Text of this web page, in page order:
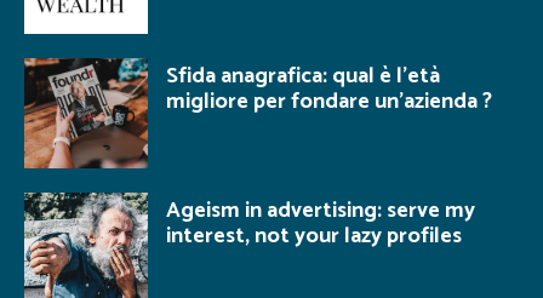
Sfida anagrafica: qual è l’età
migliore per fondare un’azienda ?
Ageism in advertising: serve my
interest, not your lazy profiles